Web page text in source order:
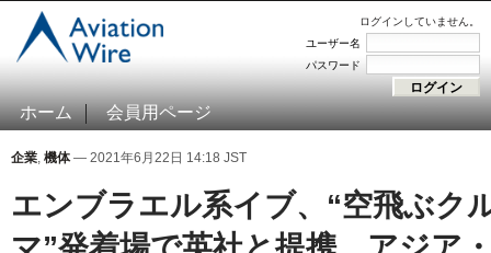
ログインしていません。
ユーザー名
パスワード
ホーム 会員用ページ
企業, 機体— 2021年6月22日 14:18 JST
エンブラエル系イブ、“空飛ぶク